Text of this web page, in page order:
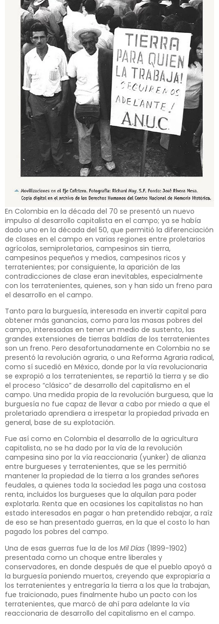
En Colombia en la década del 70 se presentó un nuevo
impulso al desarrollo capitalista en el campo; ya se había
dado uno en la década del 50, que permitió la diferenciación
de clases en el campo en varias regiones entre proletarios
agrícolas, semiproletarios, campesinos sin tierra,
campesinos pequeños y medios, campesinos ricos y
terratenientes; por consiguiente, la aparición de las
contradicciones de clase eran inevitables, especialmente
con los terratenientes, quienes, son y han sido un freno para
el desarrollo en el campo.
Tanto para la burguesía, interesada en invertir capital para
obtener más ganancias, como para las masas pobres del
campo, interesadas en tener un medio de sustento, las
grandes extensiones de tierras baldías de los terratenientes
son un freno. Pero desafortunadamente en Colombia no se
presentó la revolución agraria, o una Reforma Agraria radical,
como sí sucedió en México, donde por la vía revolucionaria
se expropió a los terratenientes, se repartió la tierra y se dio
el proceso “clásico” de desarrollo del capitalismo en el
campo. Una medida propia de la revolución burguesa, que la
burguesía no fue capaz de llevar a cabo por miedo a que el
proletariado aprendiera a irrespetar la propiedad privada en
general, base de su explotación.
Fue así como en Colombia el desarrollo de la agricultura
capitalista, no se ha dado por la vía de la revolución
campesina sino por la vía reaccionaria (yunker) de alianza
entre burgueses y terratenientes, que se les permitió
mantener la propiedad de la tierra a los grandes señores
feudales, a quienes toda la sociedad les paga una costosa
renta, incluidos los burgueses que la alquilan para poder
explotarla. Renta que en ocasiones los capitalistas no han
estado interesados en pagar o han pretendido rebajar, a raíz
de eso se han presentado guerras, en la que el costo lo han
pagado los pobres del campo.
Una de esas guerras fue la de los Mil Días (1899-1902)
presentada como un choque entre liberales y
conservadores, en donde después de que el pueblo apoyó a
la burguesía poniendo muertos, creyendo que expropiaría a
los terratenientes y entregaría la tierra a los que la trabajan,
fue traicionado, pues finalmente hubo un pacto con los
terratenientes, que marcó de ahí para adelante la vía
reaccionaria de desarrollo del capitalismo en el campo.